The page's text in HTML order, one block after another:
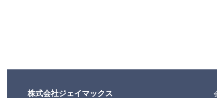
株式会社ジェイマックス